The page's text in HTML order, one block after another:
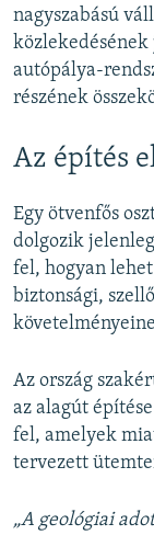
nagyszabású
közlekedésének
autópálya-
részének
Az építés
Egy ötvenfős
dolgozik
fel, hogyan
biztonsági,
Az ország
az alagút
fel, amelyek
tervezett
„A geológiai